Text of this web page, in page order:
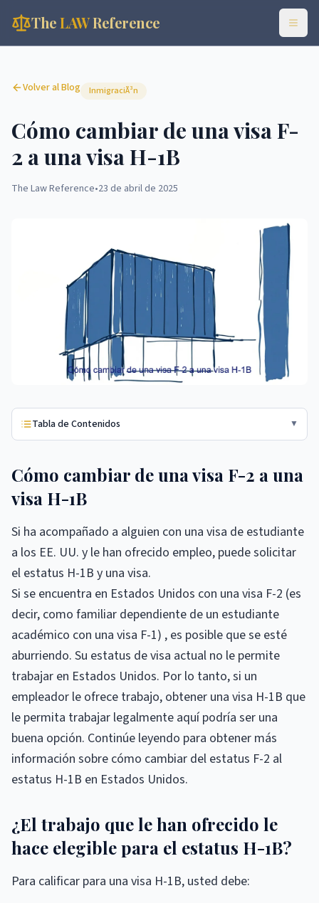
TheLAWReference
Volver al Blog InmigraciÃ³n
Cómo cambiar de una visa F-
2 a una visa H-1B
The Law Reference•23 de abril de 2025
Tabla de Contenidos ▼
Cómo cambiar de una visa F-2 a una
visa H-1B
Si ha acompañado a alguien con una visa de estudiante
a los EE. UU. y le han ofrecido empleo, puede solicitar
el estatus H-1B y una visa.
Si se encuentra en Estados Unidos con una visa F-2 (es
decir, como familiar dependiente de un estudiante
académico con una visa F-1) , es posible que se esté
aburriendo. Su estatus de visa actual no le permite
trabajar en Estados Unidos. Por lo tanto, si un
empleador le ofrece trabajo, obtener una visa H-1B que
le permita trabajar legalmente aquí podría ser una
buena opción. Continúe leyendo para obtener más
información sobre cómo cambiar del estatus F-2 al
estatus H-1B en Estados Unidos.
¿El trabajo que le han ofrecido le
hace elegible para el estatus H-1B?
Para calificar para una visa H-1B, usted debe: